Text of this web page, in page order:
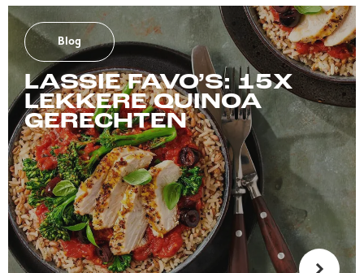
Blog
LASSIE FAVO’S: 15X
LEKKERE QUINOA
GERECHTEN